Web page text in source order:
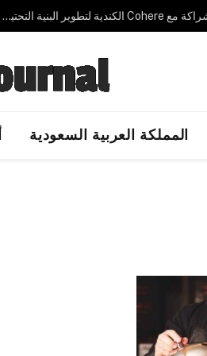
شركة Humain السعودية تعقد شراكة مع Cohere الكندية لتطوير البنية التحتية للذكاء الاصطناعي السيادي في المملكة
المملكة العربية السعودية